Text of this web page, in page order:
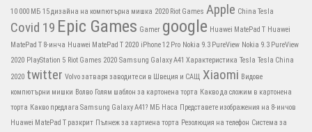
10 000 МБ 15 дизайна на компютърна мишка 2020 Riot Games Apple China Tesla
Covid 19 Epic Games Gamer google Huawei MatePad T Huawei
MatePad T 8-инча Huawei MatePad T 2020 iPhone 12 Pro Nokia 9.3 PureView Nokia 9.3 PureView
2020 PlayStation 5 Riot Games 2020 Samsung Galaxy A41 Характеристика Tesla Tesla China
2020 twitter Volvo затваря заводите си в Швеция и САЩ Xiaomi Видове
компютърни мишки Волво Голям шаблон за картонена торта Какво да сложим в картонена
торта Какво предлага Samsung Galaxy A41? МБ Наса Представете изображения на 8-инчов
Huawei MatePad T разкрит Пълнеж за хартиена торта Резолюция на телефон Система за